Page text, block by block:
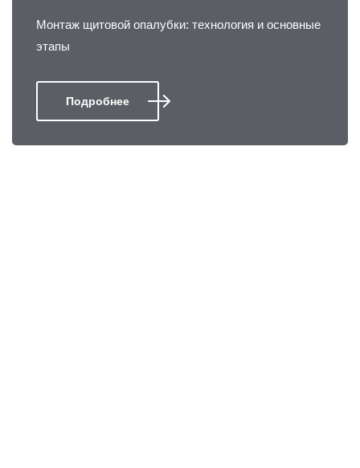
Монтаж щитовой опалубки: технология и основные
этапы
Подробнее